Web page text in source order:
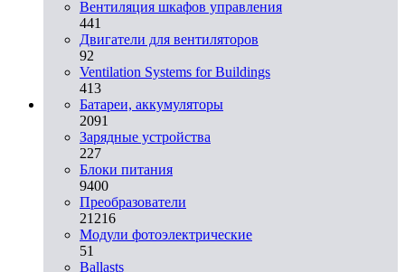
Вентиляция шкафов управления
441
Двигатели для вентиляторов
92
Ventilation Systems for Buildings
413
Батареи, аккумуляторы
2091
Зарядные устройства
227
Блоки питания
9400
Преобразователи
21216
Модули фотоэлектрические
51
Ballasts